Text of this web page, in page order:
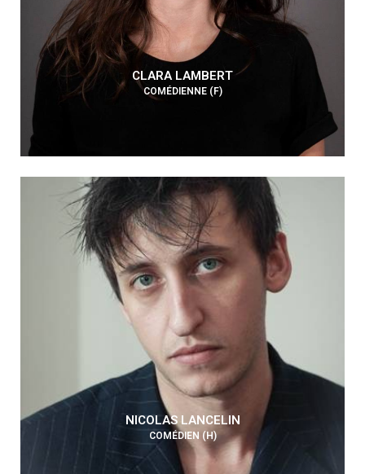
CLARA LAMBERT
COMÉDIENNE (F)
NICOLAS LANCELIN
COMÉDIEN (H)